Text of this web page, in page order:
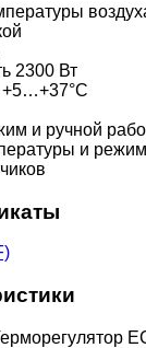
2300 Вт
+5…+37°С
и ручной
и режим